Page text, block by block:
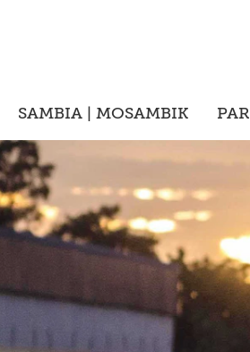
SAMBIA | MOSAMBIK